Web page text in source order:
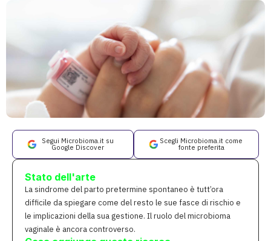
Segui Microbioma.it su
Google Discover
Scegli Microbioma.it come
fonte preferita
Stato dell'arte
La sindrome del parto pretermine spontaneo è tutt’ora
difficile da spiegare come del resto le sue fasce di rischio e
le implicazioni della sua gestione. Il ruolo del microbioma
vaginale è ancora controverso.